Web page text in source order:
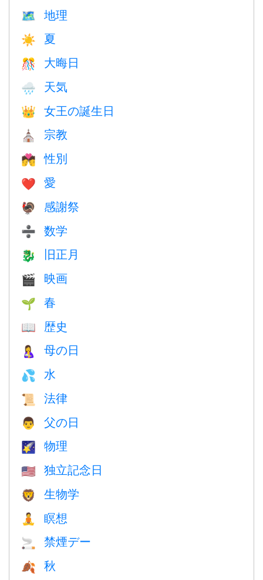
🗺 地理
☀️ 夏
🎊 大晦日
🌧 天気
👑 女王の誕生日
⛪️ 宗教
💏 性別
❤️️ 愛
🦃 感謝祭
➗ 数学
🐉 旧正月
🎬 映画
🌱 春
📖 歴史
🤱 母の日
💦 水
📜 法律
👨 父の日
🌠 物理
🇺🇸 独立記念日
🦁 生物学
🧘 瞑想
🚬 禁煙デー
🍂 秋